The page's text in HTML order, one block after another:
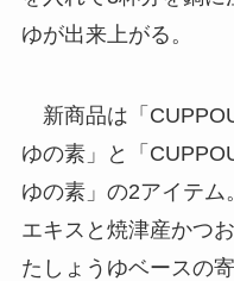
ゆが出来上がる。
新商品は「
ゆの素」と「
ゆの素」の2アイテ
エキスと焼津産かつ
たしょうゆベースの